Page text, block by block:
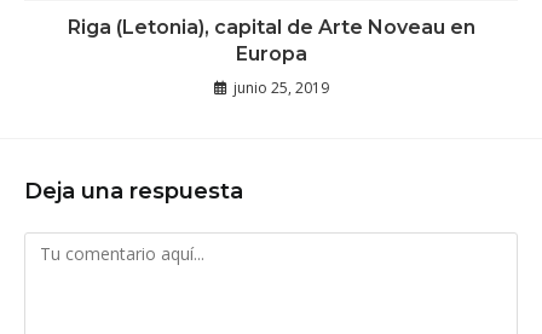
Riga (Letonia), capital de Arte Noveau en
Europa
junio 25, 2019
Deja una respuesta
Comentario